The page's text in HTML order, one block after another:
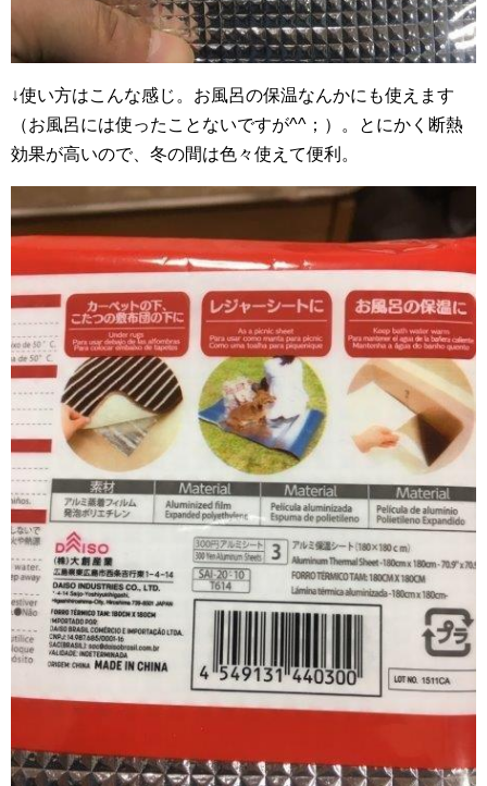
↓使い方はこんな感じ。お風呂の保温なんかにも使えます
（お風呂には使ったことないですが^^；）。とにかく断熱
効果が高いので、冬の間は色々使えて便利。